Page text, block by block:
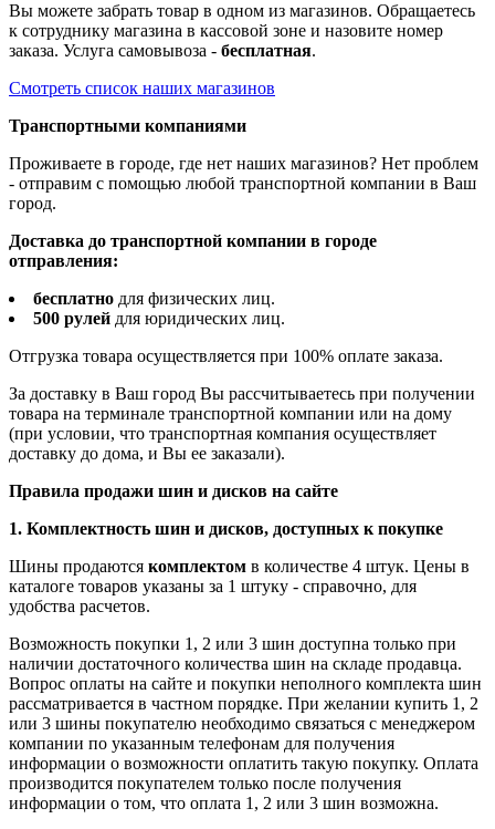
Вы можете забрать товар в одном из магазинов. Обращаетесь
к сотруднику магазина в кассовой зоне и назовите номер
заказа. Услуга самовывоза - бесплатная.
Смотреть список наших магазинов
Транспортными компаниями
Проживаете в городе, где нет наших магазинов? Нет проблем
- отправим с помощью любой транспортной компании в Ваш
город.
Доставка до транспортной компании в городе
отправления:
бесплатно для физических лиц.
500 рулей для юридических лиц.
Отгрузка товара осуществляется при 100% оплате заказа.
За доставку в Ваш город Вы рассчитываетесь при получении
товара на терминале транспортной компании или на дому
(при условии, что транспортная компания осуществляет
доставку до дома, и Вы ее заказали).
Правила продажи шин и дисков на сайте
1. Комплектность шин и дисков, доступных к покупке
Шины продаются комплектом в количестве 4 штук. Цены в
каталоге товаров указаны за 1 штуку - справочно, для
удобства расчетов.
Возможность покупки 1, 2 или 3 шин доступна только при
наличии достаточного количества шин на складе продавца.
Вопрос оплаты на сайте и покупки неполного комплекта шин
рассматривается в частном порядке. При желании купить 1, 2
или 3 шины покупателю необходимо связаться с менеджером
компании по указанным телефонам для получения
информации о возможности оплатить такую покупку. Оплата
производится покупателем только после получения
информации о том, что оплата 1, 2 или 3 шин возможна.